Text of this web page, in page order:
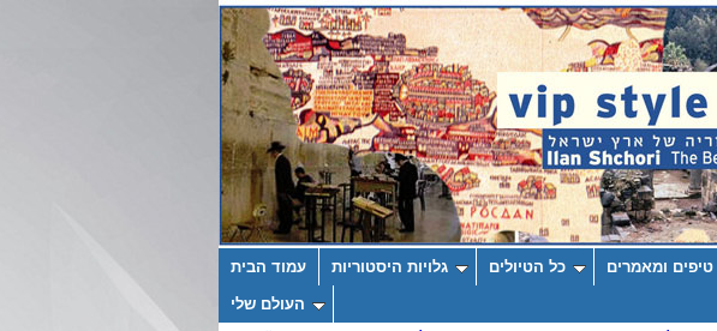
עמוד הבית גלויות היסטוריות כל הטיולים טיפים ומאמרים
העולם שלי